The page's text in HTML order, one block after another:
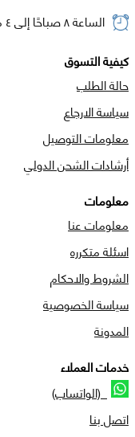
الساعة ٨ صباحًا إلى ٤ مساء من الأحد إلى الخميس
كيفية التسوق
حالة الطلب
سياسة الارجاع
معلومات التوصيل
أرشادات الشحن الدولي
معلومات
معلومات عنا
اسئلة متكرره
الشروط والاحكام
سياسة الخصوصية
المدونة
خدمات العملاء
(الواتساب)
اتصل بنا